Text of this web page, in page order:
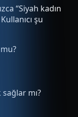
“Siyah kadın
şu
mı?